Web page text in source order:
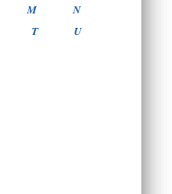
M
N
T
U